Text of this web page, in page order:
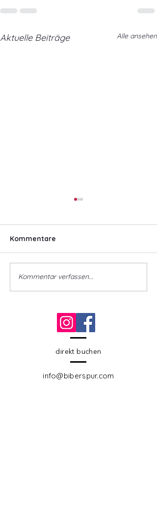
Aktuelle Beiträge Alle ansehen
The Fläming Nature
Park
Kommentare
Kommentar verfassen...
direkt buchen
info@biberspur.com